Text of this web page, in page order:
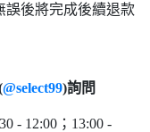
誤後將完成後續退款
@select99)詢問
- 12:00；13:00 -